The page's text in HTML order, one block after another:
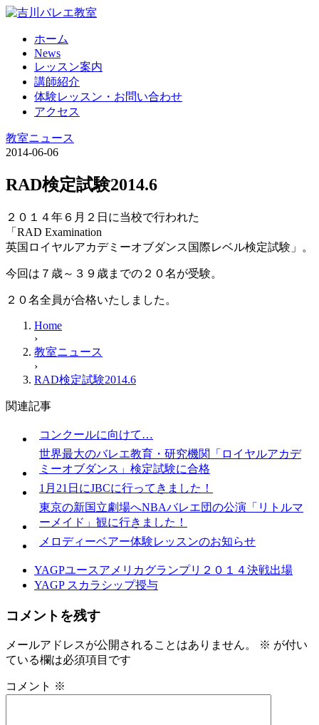
ホーム
News
レッスン案内
講師紹介
体験レッスン・お問い合わせ
アクセス
教室ニュース
2014-06-06
RAD検定試験2014.6
２０１４年６月２日に当校で行われた
「RAD Examination
英国ロイヤルアカデミーオブダンス国際レベル検定試験」。
今回は７歳～３９歳までの２０名が受験。
２０名全員が合格いたしました。
Home
›
教室ニュース
›
RAD検定試験2014.6
関連記事
コンクールに向けて…
世界最大のバレエ教育・研究機関「ロイヤルアカデ
ミーオブダンス」検定試験に合格
1月21日にJBCに行ってきました！
東京の新国立劇場へNBAバレエ団の公演「リトルマ
ーメイド」観に行きました！
メロディーベアー体験レッスンのお知らせ
YAGPユースアメリカグランプリ２０１４決戦出場
YAGP スカラシップ授与
コメントを残す
メールアドレスが公開されることはありません。 ※ が付い
ている欄は必須項目です
コメント ※